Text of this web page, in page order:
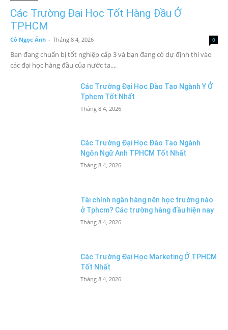
Các Trường Đại Học Tốt Hàng Đầu Ở
TPHCM
Cô Ngọc Ánh - Tháng 8 4, 2026 0
Bạn đang chuẩn bị tốt nghiệp cấp 3 và bạn đang có dự định thi vào
các đại học hàng đầu của nước ta....
Các Trường Đại Học Đào Tạo Ngành Y Ở
Tphcm Tốt Nhất
Tháng 8 4, 2026
Các Trường Đại Học Đào Tạo Ngành
Ngôn Ngữ Anh TPHCM Tốt Nhất
Tháng 8 4, 2026
Tài chính ngân hàng nên học trường nào
ở Tphcm? Các trường hàng đầu hiện nay
Tháng 8 4, 2026
Các Trường Đại Học Marketing Ở TPHCM
Tốt Nhất
Tháng 8 4, 2026